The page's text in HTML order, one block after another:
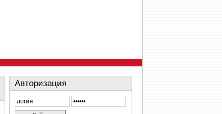
Авторизация